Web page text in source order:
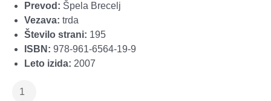
Prevod: Špela Brecelj
Vezava: trda
Število strani: 195
ISBN: 978-961-6564-19-9
Leto izida: 2007
Zgodbe